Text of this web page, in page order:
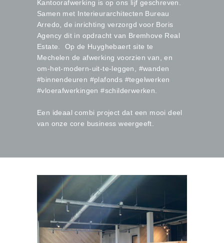
Kantoorafwerking is op ons lijf geschreven.
Samen met Interieurarchitecten Bureau
Arredo, de inrichting verzorgd voor Boris
Agency dit in opdracht van Bremhove Real
Estate. Op de Huyghebaert site te
Mechelen de afwerking voorzien van, en
om-het-modern-uit-te-leggen, #wanden
#binnendeuren #plafonds #tegelwerken
#vloerafwerkingen #schilderwerken.
Een ideaal combi project dat een mooi deel
van onze core business weergeeft.